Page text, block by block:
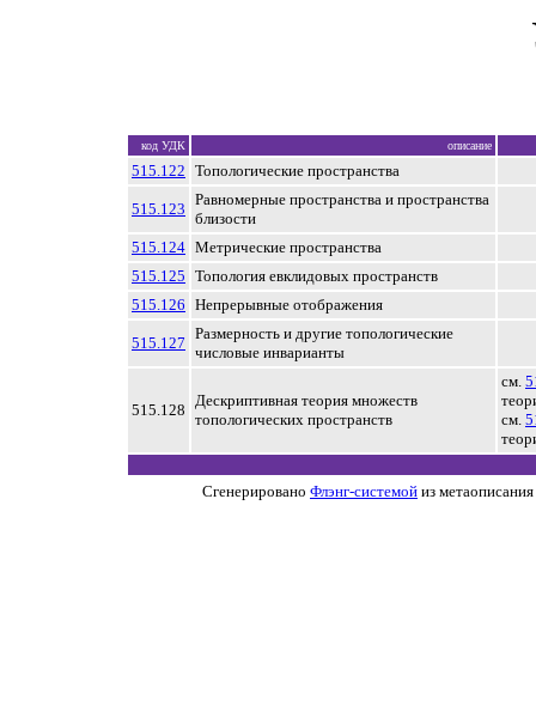
код УДК описание
515.122 Топологические пространства
515.123
Равномерные пространства и пространства
близости
515.124 Метрические пространства
515.125 Топология евклидовых пространств
515.126 Непрерывные отображения
515.127
Размерность и другие топологические
числовые инварианты
515.128
Дескриптивная теория множеств
топологических пространств
см.
см.
Сгенерировано Флэнг-системой из